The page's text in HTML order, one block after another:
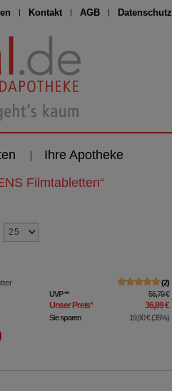
Kontakt AGB Datenschutz
Ihre Apotheke
Filmtabletten“
2
UVP** 56,79 €
Unser Preis* 36,89 €
Sie sparen 19,90 €(35%)